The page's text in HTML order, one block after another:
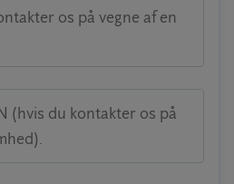
os på vegne af en
(hvis du kontakter os på